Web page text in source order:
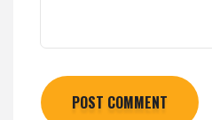
POST COMMENT